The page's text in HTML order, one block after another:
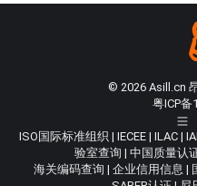
© 2026 Asill.cn
粤ICP备
ISO国际标准组织 | IECEE | ILAC |
验室查询 | 中国质量认
海关编码查询 | 企业信用信息 |